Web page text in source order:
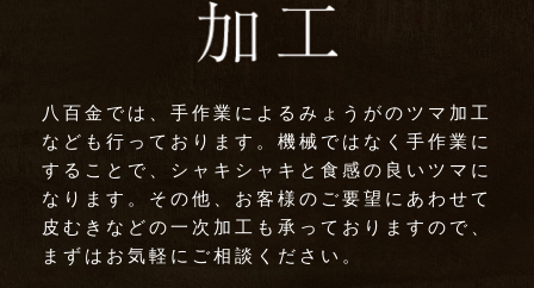
八百金では、手作業によるみょうがのツマ加工
なども行っております。機械ではなく手作業に
することで、シャキシャキと食感の良いツマに
なります。その他、お客様のご要望にあわせて
皮むきなどの一次加工も承っておりますので、
まずはお気軽にご相談ください。